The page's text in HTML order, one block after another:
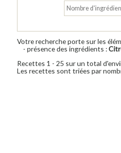
Votre recherche porte sur les
- présence des ingrédients :
Recettes 1 - 25 sur un total
Les recettes sont triées par